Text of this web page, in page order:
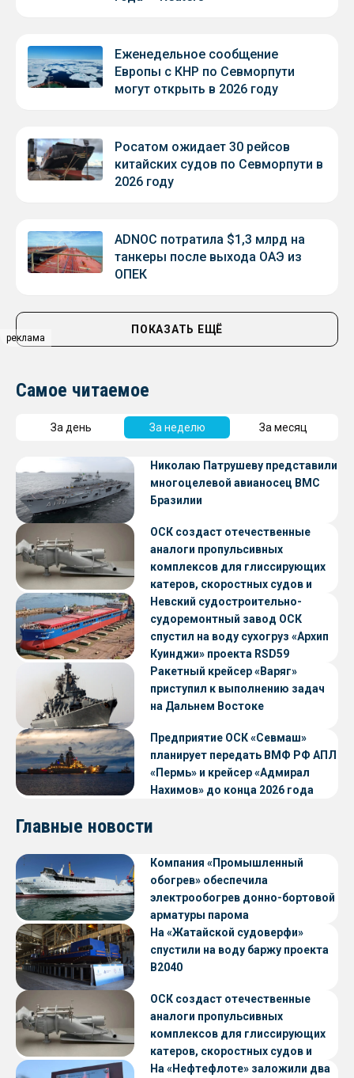
реклама
Еженедельное сообщение
Европы с КНР по Севморпути
могут открыть в 2026 году
Росатом ожидает 30 рейсов
китайских судов по Севморпути в
2026 году
ADNOC потратила $1,3 млрд на
танкеры после выхода ОАЭ из
ОПЕК
ПОКАЗАТЬ ЕЩЁ
Самое читаемое
За день За неделю За месяц
Николаю Патрушеву представили
многоцелевой авианосец ВМС
Бразилии
ОСК создаст отечественные
аналоги пропульсивных
комплексов для глиссирующих
катеров, скоростных судов и
судов с малой осадкой
Невский судостроительно-
судоремонтный завод ОСК
спустил на воду сухогруз «Архип
Куинджи» проекта RSD59
Ракетный крейсер «Варяг»
приступил к выполнению задач
на Дальнем Востоке
Предприятие ОСК «Севмаш»
планирует передать ВМФ РФ АПЛ
«Пермь» и крейсер «Адмирал
Нахимов» до конца 2026 года
Главные новости
Компания «Промышленный
обогрев» обеспечила
электрообогрев донно-бортовой
арматуры парома
«Петропавловск» проекта CNF22
На «Жатайской судоверфи»
спустили на воду баржу проекта
В2040
ОСК создаст отечественные
аналоги пропульсивных
комплексов для глиссирующих
катеров, скоростных судов и
судов с малой осадкой
На «Нефтефлоте» заложили два